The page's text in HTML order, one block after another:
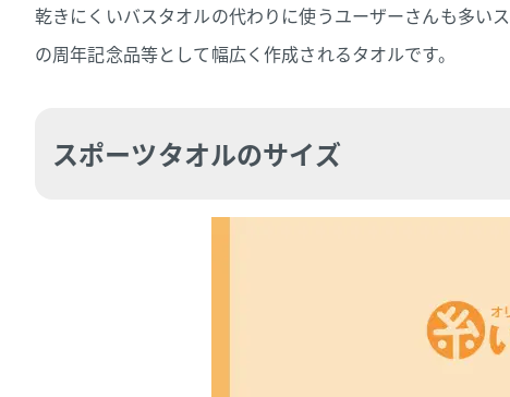
乾きにくいバスタオルの代わりに使うユーザーさんも多い
の周年記念品等として幅広く作成されるタオルです。
スポーツタオルのサイズ